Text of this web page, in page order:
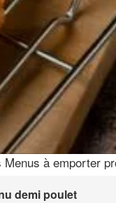
Menus à emporter
demi poulet